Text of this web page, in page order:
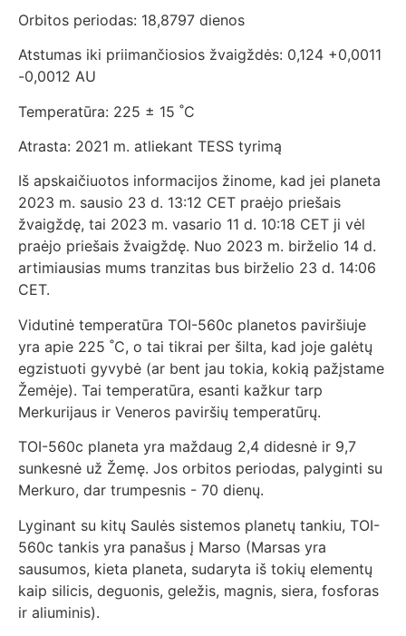
Orbitos periodas: 18,8797 dienos
Atstumas iki priimančiosios žvaigždės: 0,124 +0,0011
-0,0012 AU
Temperatūra: 225 ± 15 ˚C
Atrasta: 2021 m. atliekant TESS tyrimą
Iš apskaičiuotos informacijos žinome, kad jei planeta
2023 m. sausio 23 d. 13:12 CET praėjo priešais
žvaigždę, tai 2023 m. vasario 11 d. 10:18 CET ji vėl
praėjo priešais žvaigždę. Nuo 2023 m. birželio 14 d.
artimiausias mums tranzitas bus birželio 23 d. 14:06
CET.
Vidutinė temperatūra TOI-560c planetos paviršiuje
yra apie 225 ˚C, o tai tikrai per šilta, kad joje galėtų
egzistuoti gyvybė (ar bent jau tokia, kokią pažįstame
Žemėje). Tai temperatūra, esanti kažkur tarp
Merkurijaus ir Veneros paviršių temperatūrų.
TOI-560c planeta yra maždaug 2,4 didesnė ir 9,7
sunkesnė už Žemę. Jos orbitos periodas, palyginti su
Merkuro, dar trumpesnis - 70 dienų.
Lyginant su kitų Saulės sistemos planetų tankiu, TOI-
560c tankis yra panašus į Marso (Marsas yra
sausumos, kieta planeta, sudaryta iš tokių elementų
kaip silicis, deguonis, geležis, magnis, siera, fosforas
ir aliuminis).